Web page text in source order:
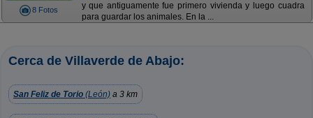
8 Fotos
y que antiguamente fue primero vivienda y luego cuadra
para guardar los animales. En la ...
Cerca de Villaverde de Abajo:
San Feliz de Torio (León) a 3 km